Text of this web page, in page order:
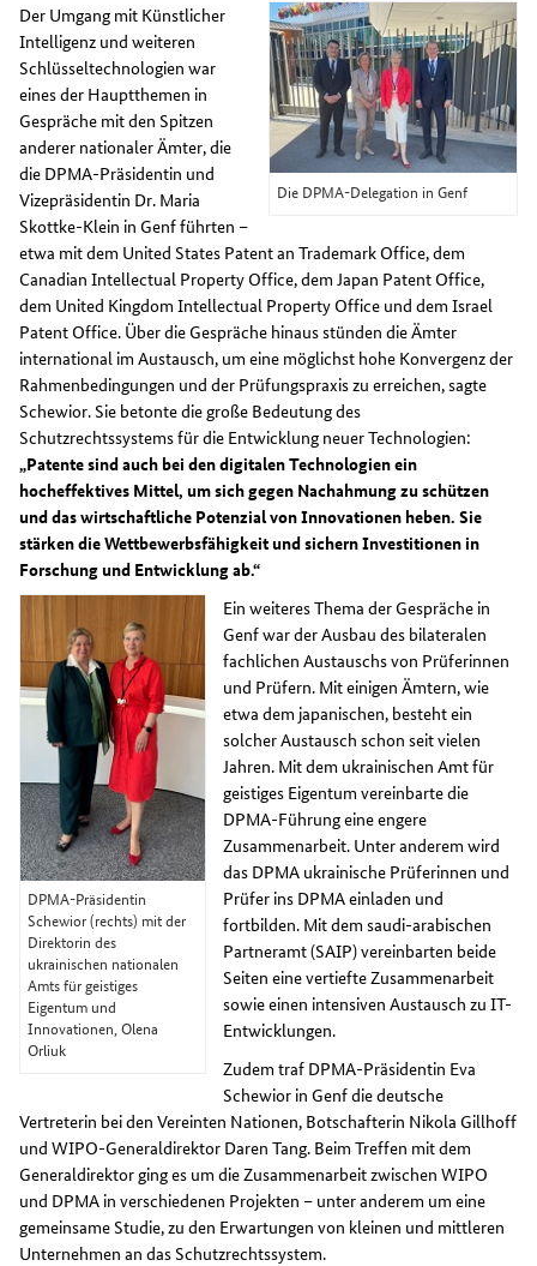
Die DPMA-Delegation in Genf
Der Umgang mit Künstlicher
Intelligenz und weiteren
Schlüsseltechnologien war
eines der Hauptthemen in
Gespräche mit den Spitzen
anderer nationaler Ämter, die
die DPMA-Präsidentin und
Vizepräsidentin Dr. Maria
Skottke-Klein in Genf führten –
etwa mit dem United States Patent an Trademark Office, dem
Canadian Intellectual Property Office, dem Japan Patent Office,
dem United Kingdom Intellectual Property Office und dem Israel
Patent Office. Über die Gespräche hinaus stünden die Ämter
international im Austausch, um eine möglichst hohe Konvergenz der
Rahmenbedingungen und der Prüfungspraxis zu erreichen, sagte
Schewior. Sie betonte die große Bedeutung des
Schutzrechtssystems für die Entwicklung neuer Technologien:
„Patente sind auch bei den digitalen Technologien ein
hocheffektives Mittel, um sich gegen Nachahmung zu schützen
und das wirtschaftliche Potenzial von Innovationen heben. Sie
stärken die Wettbewerbsfähigkeit und sichern Investitionen in
Forschung und Entwicklung ab.“
DPMA-Präsidentin
Schewior (rechts) mit der
Direktorin des
ukrainischen nationalen
Amts für geistiges
Eigentum und
Innovationen, Olena
Orliuk
Ein weiteres Thema der Gespräche in
Genf war der Ausbau des bilateralen
fachlichen Austauschs von Prüferinnen
und Prüfern. Mit einigen Ämtern, wie
etwa dem japanischen, besteht ein
solcher Austausch schon seit vielen
Jahren. Mit dem ukrainischen Amt für
geistiges Eigentum vereinbarte die
DPMA-Führung eine engere
Zusammenarbeit. Unter anderem wird
das DPMA ukrainische Prüferinnen und
Prüfer ins DPMA einladen und
fortbilden. Mit dem saudi-arabischen
Partneramt (SAIP) vereinbarten beide
Seiten eine vertiefte Zusammenarbeit
sowie einen intensiven Austausch zu IT-
Entwicklungen.
Zudem traf DPMA-Präsidentin Eva
Schewior in Genf die deutsche
Vertreterin bei den Vereinten Nationen, Botschafterin Nikola Gillhoff
und WIPO-Generaldirektor Daren Tang. Beim Treffen mit dem
Generaldirektor ging es um die Zusammenarbeit zwischen WIPO
und DPMA in verschiedenen Projekten – unter anderem um eine
gemeinsame Studie, zu den Erwartungen von kleinen und mittleren
Unternehmen an das Schutzrechtssystem.